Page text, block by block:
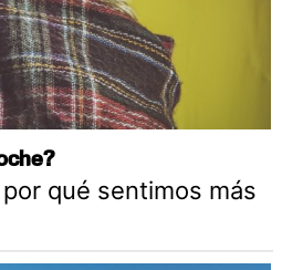
qué sentimos más